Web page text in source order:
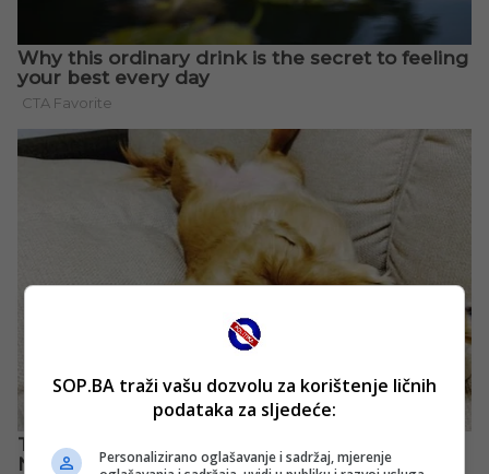
SOP.BA traži vašu dozvolu za korištenje ličnih
podataka za sljedeće:
Personalizirano oglašavanje i sadržaj, mjerenje